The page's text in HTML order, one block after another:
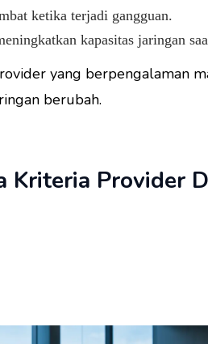
ketika terjadi gangguan.
kapasitas jaringan
yang berpengalaman
berubah.
Kriteria Provider